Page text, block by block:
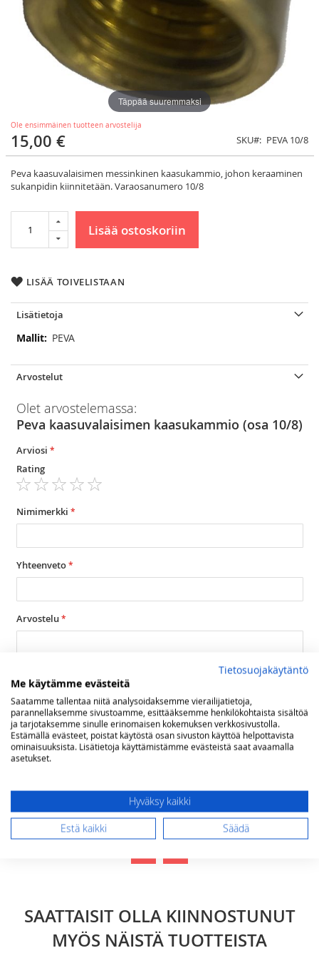
Ole ensimmäinen tuotteen arvostelija
15,00 € SKU PEVA 10/8
Peva kaasuvalaisimen messinkinen kaasukammio, johon keraaminen
sukanpidin kiinnitetään. Varaosanumero 10/8
Lisää ostoskoriin
LISÄÄ TOIVELISTAAN
Täppää suuremmaksi
Lisätietoja
LisätietojaPEVA
Arvostelut
Olet arvostelemassa:
Peva kaasuvalaisimen kaasukammio (osa 10/8)
Arviosi
Rating
star
stars
stars
stars
stars
Nimimerkki
Yhteenveto
Arvostelu
Lähetä arvostelu
LIITTYVÄT TUOTTEET
SAATTAISIT OLLA KIINNOSTUNUT
MYÖS NÄISTÄ TUOTTEISTA
Tietosuojakäytäntö
Me käytämme evästeitä
Saatamme tallentaa niitä analysoidaksemme vierailijatietoja,
parannellaksemme sivustoamme, esittääksemme henkilökohtaista sisältöä
ja tarjotaksemme sinulle erinomaisen kokemuksen verkkosivustolla.
Estämällä evästeet, poistat käytöstä osan sivuston käyttöä helpottavista
ominaisuuksista. Lisätietoja käyttämistämme evästeistä saat avaamalla
asetukset.
Hyväksy kaikki
Estä kaikki Säädä